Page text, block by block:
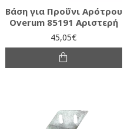
Βάση για Προΰνι Αρότρου
Overum 85191 Αριστερή
45,05€